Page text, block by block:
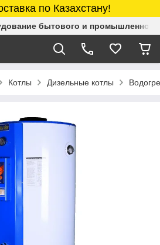
по Казахстану!
бытового и промышленного
Котлы Дизельные котлы